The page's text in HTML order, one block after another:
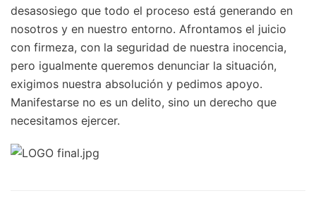
desasosiego que todo el proceso está generando en
nosotros y en nuestro entorno. Afrontamos el juicio
con firmeza, con la seguridad de nuestra inocencia,
pero igualmente queremos denunciar la situación,
exigimos nuestra absolución y pedimos apoyo.
Manifestarse no es un delito, sino un derecho que
necesitamos ejercer.